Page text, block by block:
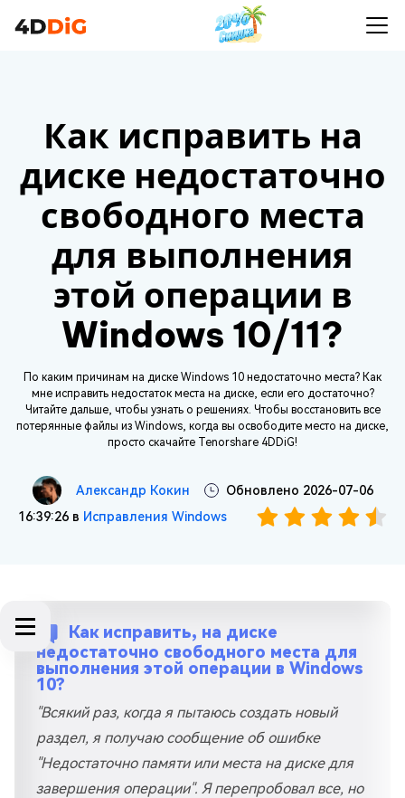
Как исправить на
диске недостаточно
свободного места
для выполнения
этой операции в
Windows 10/11?
По каким причинам на диске Windows 10 недостаточно места? Как
мне исправить недостаток места на диске, если его достаточно?
Читайте дальше, чтобы узнать о решениях. Чтобы восстановить все
потерянные файлы из Windows, когда вы освободите место на диске,
просто скачайте Tenorshare 4DDiG!
Александр Кокин
Обновлено 2026-07-06
16:39:26 в Исправления Windows
Как исправить, на диске
недостаточно свободного места для
выполнения этой операции в Windows
10?
"Всякий раз, когда я пытаюсь создать новый
раздел, я получаю сообщение об ошибке
"Недостаточно памяти или места на диске для
завершения операции". Я перепробовал все, но